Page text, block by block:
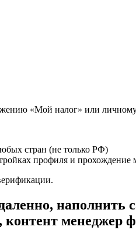
«Мой налог» или
стран (не только РФ)
профиля и прохождение
наполнить
контент менеджер